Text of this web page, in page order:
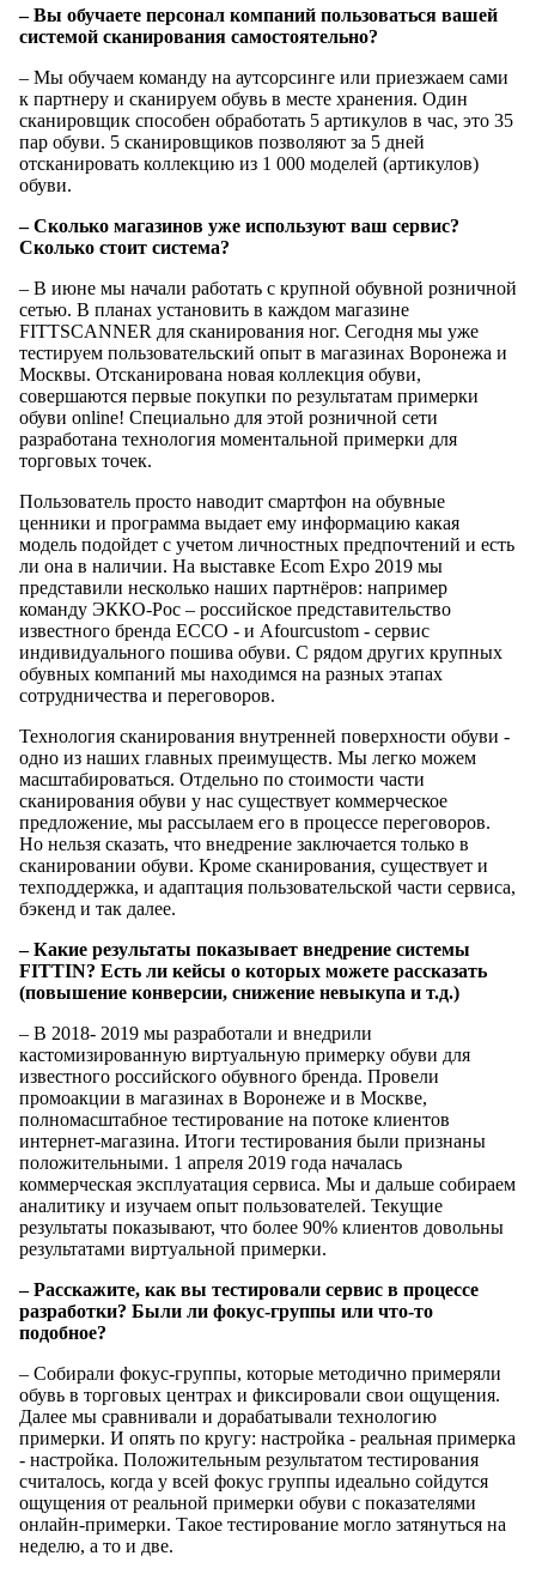
– Вы обучаете персонал компаний пользоваться вашей
системой сканирования самостоятельно?
– Мы обучаем команду на аутсорсинге или приезжаем сами
к партнеру и сканируем обувь в месте хранения. Один
сканировщик способен обработать 5 артикулов в час, это 35
пар обуви. 5 сканировщиков позволяют за 5 дней
отсканировать коллекцию из 1 000 моделей (артикулов)
обуви.
– Сколько магазинов уже используют ваш сервис?
Сколько стоит система?
– В июне мы начали работать с крупной обувной розничной
сетью. В планах установить в каждом магазине
FITTSCANNER для сканирования ног. Сегодня мы уже
тестируем пользовательский опыт в магазинах Воронежа и
Москвы. Отсканирована новая коллекция обуви,
совершаются первые покупки по результатам примерки
обуви online! Специально для этой розничной сети
разработана технология моментальной примерки для
торговых точек.
Пользователь просто наводит смартфон на обувные
ценники и программа выдает ему информацию какая
модель подойдет с учетом личностных предпочтений и есть
ли она в наличии. На выставке Ecom Expo 2019 мы
представили несколько наших партнёров: например
команду ЭККО-Рос – российское представительство
известного бренда ECCO - и Afourcustom - сервис
индивидуального пошива обуви. C рядом других крупных
обувных компаний мы находимся на разных этапах
сотрудничества и переговоров.
Технология сканирования внутренней поверхности обуви -
одно из наших главных преимуществ. Мы легко можем
масштабироваться. Отдельно по стоимости части
сканирования обуви у нас существует коммерческое
предложение, мы рассылаем его в процессе переговоров.
Но нельзя сказать, что внедрение заключается только в
сканировании обуви. Кроме сканирования, существует и
техподдержка, и адаптация пользовательской части сервиса,
бэкенд и так далее.
– Какие результаты показывает внедрение системы
FITTIN? Есть ли кейсы о которых можете рассказать
(повышение конверсии, снижение невыкупа и т.д.)
– В 2018- 2019 мы разработали и внедрили
кастомизированную виртуальную примерку обуви для
известного российского обувного бренда. Провели
промоакции в магазинах в Воронеже и в Москве,
полномасштабное тестирование на потоке клиентов
интернет-магазина. Итоги тестирования были признаны
положительными. 1 апреля 2019 года началась
коммерческая эксплуатация сервиса. Мы и дальше собираем
аналитику и изучаем опыт пользователей. Текущие
результаты показывают, что более 90% клиентов довольны
результатами виртуальной примерки.
– Расскажите, как вы тестировали сервис в процессе
разработки? Были ли фокус-группы или что-то
подобное?
– Собирали фокус-группы, которые методично примеряли
обувь в торговых центрах и фиксировали свои ощущения.
Далее мы сравнивали и дорабатывали технологию
примерки. И опять по кругу: настройка - реальная примерка
- настройка. Положительным результатом тестирования
считалось, когда у всей фокус группы идеально сойдутся
ощущения от реальной примерки обуви с показателями
онлайн-примерки. Такое тестирование могло затянуться на
неделю, а то и две.